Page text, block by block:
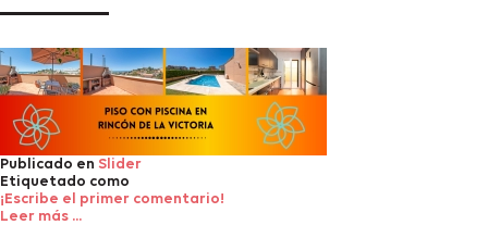
Publicado en Slider
Etiquetado como
¡Escribe el primer comentario!
Leer más ...